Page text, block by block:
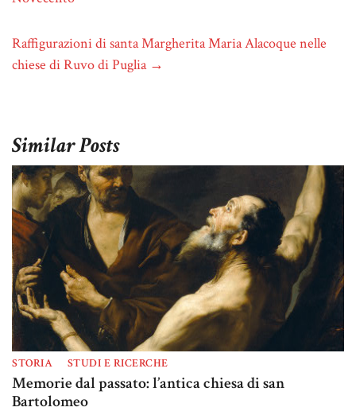
Raffigurazioni di santa Margherita Maria Alacoque nelle
chiese di Ruvo di Puglia →
Similar Posts
STORIA STUDI E RICERCHE
Memorie dal passato: l’antica chiesa di san
Bartolomeo